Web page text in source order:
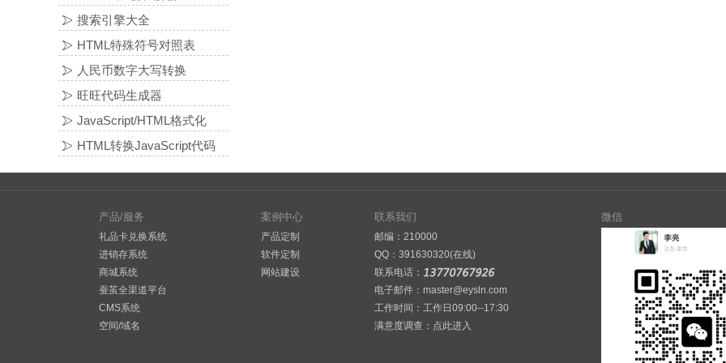
搜索引擎大全
HTML特殊符号对照表
人民币数字大写转换
旺旺代码生成器
JavaScript/HTML格式化
HTML转换JavaScript代码
产品/服务
礼品卡兑换系统
进销存系统
商城系统
蚕茧全渠道平台
CMS系统
空间/域名
案例中心
产品定制
软件定制
网站建设
联系我们
邮编：210000
QQ： 391630320(在线)
联系电话：
电子邮件：master@eysln.com
工作时间：工作日09:00--17:30
满意度调查： 点此进入
微信